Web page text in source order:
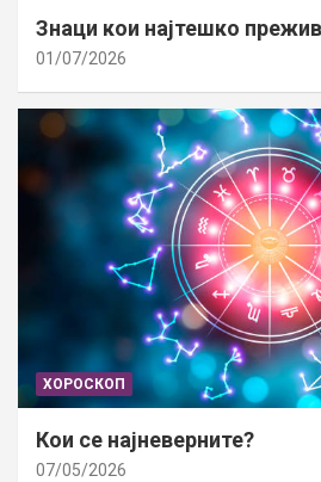
Знаци кои најтешко
01/07/2026
ХОРОСКОП
Кои се најневерните?
07/05/2026